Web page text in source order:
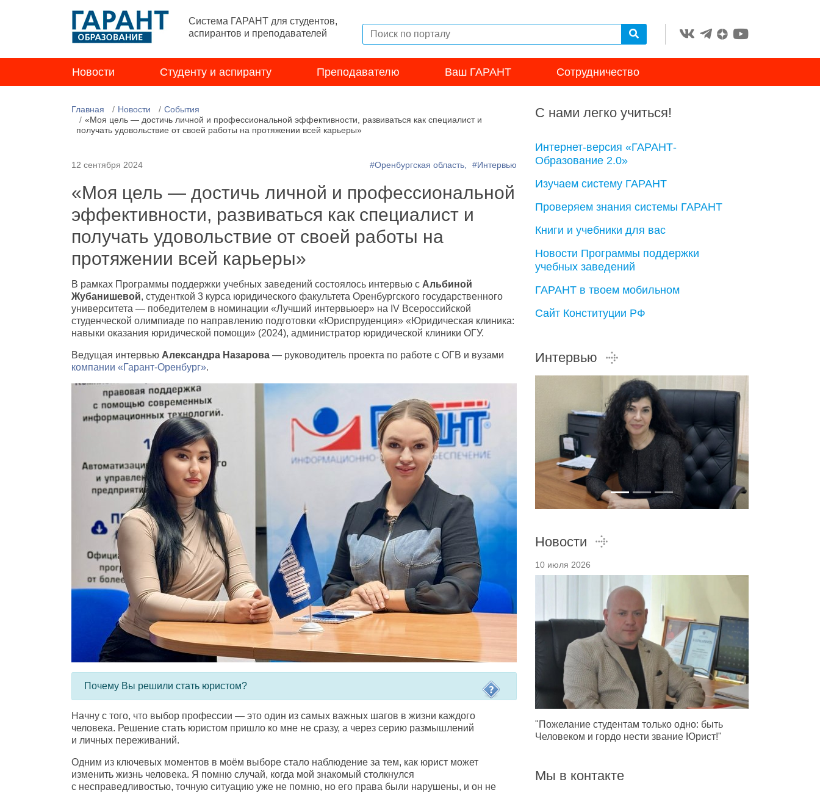
Система ГАРАНТ для студентов,
аспирантов и преподавателей
Новости Студенту и аспиранту Преподавателю Ваш ГАРАНТ Сотрудничество
Главная Новости
События
«Моя цель — достичь личной и профессиональной эффективности, развиваться как специалист и
получать удовольствие от своей работы на протяжении всей карьеры»
12 сентября 2024 #Оренбургская область, #Интервью
«Моя цель — достичь личной и профессиональной
эффективности, развиваться как специалист и
получать удовольствие от своей работы на
протяжении всей карьеры»
В рамках Программы поддержки учебных заведений состоялось интервью с Альбиной
Жубанишевой, студенткой 3 курса юридического факультета Оренбургского государственного
университета — победителем в номинации «Лучший интервьюер» на IV Всероссийской
студенческой олимпиаде по направлению подготовки «Юриспруденция» «Юридическая клиника:
навыки оказания юридической помощи» (2024), администратор юридической клиники ОГУ.
Ведущая интервью Александра Назарова — руководитель проекта по работе с ОГВ и вузами
компании «Гарант-Оренбург».
Почему Вы решили стать юристом?
Начну с того, что выбор профессии — это один из самых важных шагов в жизни каждого
человека. Решение стать юристом пришло ко мне не сразу, а через серию размышлений
и личных переживаний.
Одним из ключевых моментов в моём выборе стало наблюдение за тем, как юрист может
изменить жизнь человека. Я помню случай, когда мой знакомый столкнулся
с несправедливостью, точную ситуацию уже не помню, но его права были нарушены, и он не
С нами легко учиться!
Интернет-версия «ГАРАНТ-
Образование 2.0»
Изучаем систему ГАРАНТ
Проверяем знания системы ГАРАНТ
Книги и учебники для вас
Новости Программы поддержки
учебных заведений
ГАРАНТ в твоем мобильном
Сайт Конституции РФ
Интервью
Новости
10 июля 2026
"Пожелание студентам только одно: быть
Человеком и гордо нести звание Юрист!"
Мы в контакте